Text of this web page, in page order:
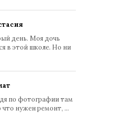
день. Моя дочь
в этой школе. Но ни
по фотографии там
что нужен ремонт, ...